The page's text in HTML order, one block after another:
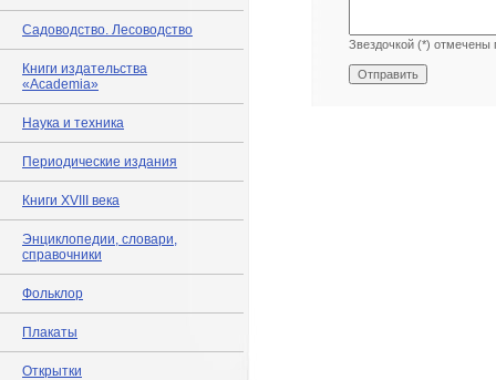
Садоводство. Лесоводство
Книги издательства
«Academia»
Наука и техника
Периодические издания
Книги XVIII века
Энциклопедии, словари,
справочники
Фольклор
Плакаты
Открытки
Звездочкой (*) отмечены